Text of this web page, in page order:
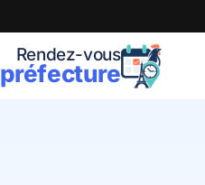
Rendez-vous
préfecture